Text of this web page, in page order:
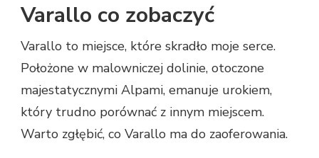
Varallo co zobaczyć
Varallo to miejsce, które skradło moje serce.
Położone w malowniczej dolinie, otoczone
majestatycznymi Alpami, emanuje urokiem,
który trudno porównać z innym miejscem.
Warto zgłębić, co Varallo ma do zaoferowania.